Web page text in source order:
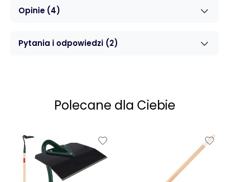
Opinie (4)
Pytania i odpowiedzi (2)
Polecane dla Ciebie